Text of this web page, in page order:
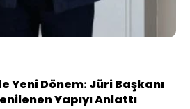
Yeni Dönem: Jüri Başkanı
Yapıyı Anlattı